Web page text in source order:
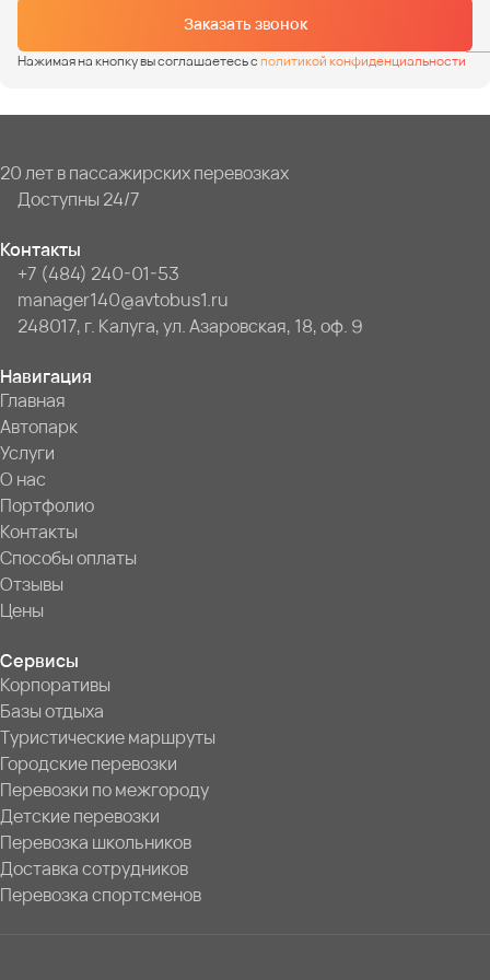
Заказать звонок
Нажимая на кнопку вы соглашаетесь сполитикой конфиденциальности
20 лет в пассажирских перевозках
Доступны 24/7
Контакты
+7 (484) 240-01-53
manager140@avtobus1.ru
248017, г. Калуга, ул. Азаровская, 18, оф. 9
Навигация
Главная
Автопарк
Услуги
О нас
Портфолио
Контакты
Способы оплаты
Отзывы
Цены
Сервисы
Корпоративы
Базы отдыха
Туристические маршруты
Городские перевозки
Перевозки по межгороду
Детские перевозки
Перевозка школьников
Доставка сотрудников
Перевозка спортсменов